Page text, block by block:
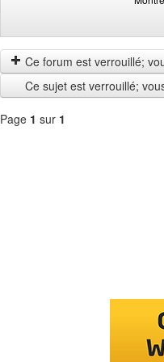
les
by
Ce forum est verrouillé;
Ce sujet est verrouillé;
Page 1 sur 1